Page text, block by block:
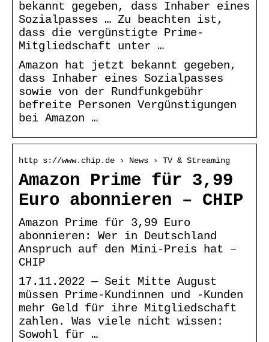
bekannt gegeben, dass Inhaber eines
Sozialpasses … Zu beachten ist,
dass die vergünstigte Prime-
Mitgliedschaft unter …
Amazon hat jetzt bekannt gegeben,
dass Inhaber eines Sozialpasses
sowie von der Rundfunkgebühr
befreite Personen Vergünstigungen
bei Amazon …
http s://www.chip.de › News › TV & Streaming
Amazon Prime für 3,99
Euro abonnieren – CHIP
Amazon Prime für 3,99 Euro
abonnieren: Wer in Deutschland
Anspruch auf den Mini-Preis hat –
CHIP
17.11.2022 — Seit Mitte August
müssen Prime-Kundinnen und -Kunden
mehr Geld für ihre Mitgliedschaft
zahlen. Was viele nicht wissen:
Sowohl für …